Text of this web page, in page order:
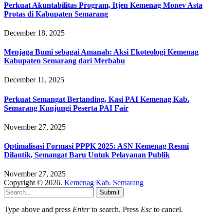
Perkuat Akuntabilitas Program, Itjen Kemenag Monev Asta
Protas di Kabupaten Semarang
December 18, 2025
Menjaga Bumi sebagai Amanah: Aksi Ekoteologi Kemenag
Kabupaten Semarang dari Merbabu
December 11, 2025
Perkuat Semangat Bertanding, Kasi PAI Kemenag Kab.
Semarang Kunjungi Peserta PAI Fair
November 27, 2025
Optimalisasi Formasi PPPK 2025: ASN Kemenag Resmi
Dilantik, Semangat Baru Untuk Pelayanan Publik
November 27, 2025
Copyright © 2026. Kemenag Kab. Semarang
Submit
Type above and press Enterto search. Press Esc to cancel.